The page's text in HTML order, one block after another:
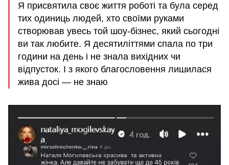
Я присвятила своє життя роботі та була серед
тих одиниць людей, хто своїми руками
створював увесь той шоу-бізнес, який сьогодні
ви так любите. Я десятиліттями спала по три
години на день і не знала вихідних чи
відпусток. І з якого благословення лишилася
жива досі — не знаю